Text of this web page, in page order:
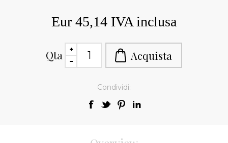
Eur 45,14 IVA inclusa
Qta
Condividi: